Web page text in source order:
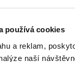
používá cookies
a reklam,
naší
Maxell R6
DPH